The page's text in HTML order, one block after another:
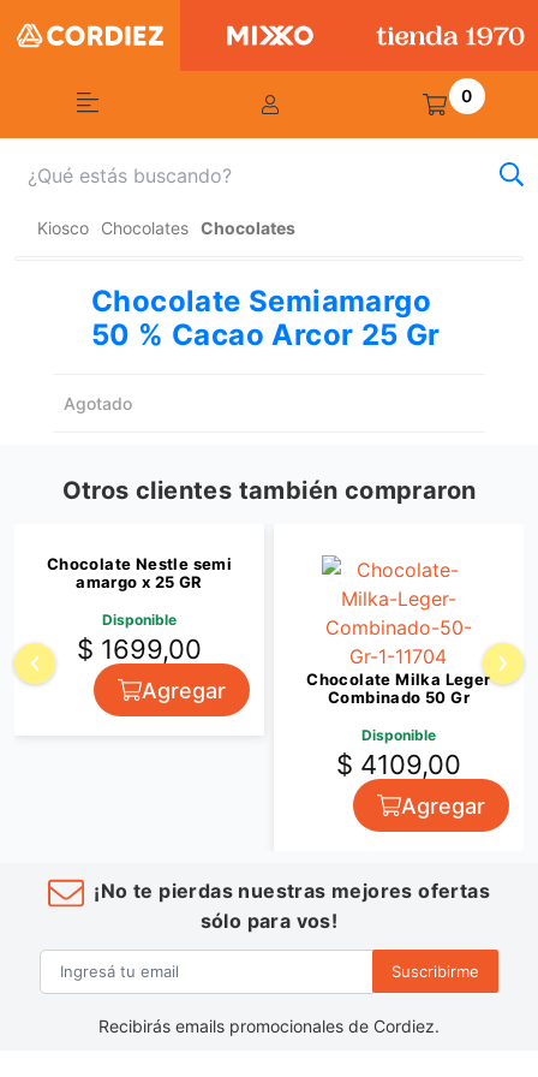
0
Kiosco Chocolates Chocolates
Chocolate Semiamargo
50 % Cacao Arcor 25 Gr
Agotado
Otros clientes también compraron
Chocolate Nestle semi
amargo x 25 GR
Disponible
$ 1699,00
Agregar
Chocolate Milka Leger
Combinado 50 Gr
Disponible
$ 4109,00
Agregar
¡No te pierdas nuestras mejores ofertas
sólo para vos!
Suscribirme
Recibirás emails promocionales de Cordiez.